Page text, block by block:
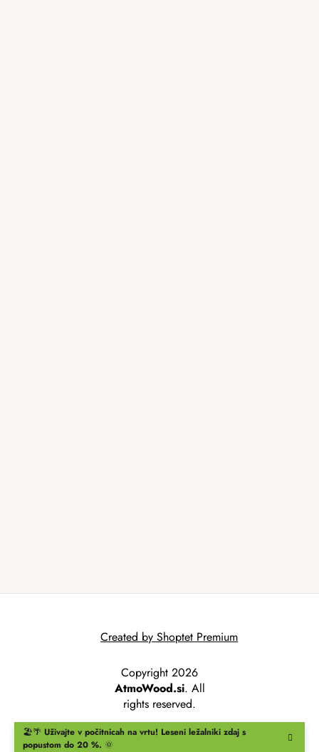
🏖️🌴 Uživajte v počitnicah na vrtu! Leseni ležalniki zdaj s
popustom do 20 %. 🌞
Created by Shoptet Premium
Copyright 2026
AtmoWood.si. All
rights reserved.